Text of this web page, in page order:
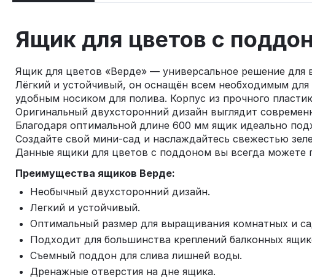
Ящик для цветов c
Ящик для цветов «Верде» — универсальное решение
Лёгкий и устойчивый, он оснащён всем необходимым
удобным носиком для полива. Корпус из прочного
Оригинальный двухсторонний дизайн выглядит
Благодаря оптимальной длине 600 мм ящик идеально
Создайте свой мини-сад и наслаждайтесь свежестью
Данные ящики для цветов с поддоном вы всегда можете
Преимущества ящиков Верде:
Необычный двухсторонний дизайн.
Легкий и устойчивый.
Оптимальный размер для выращивания комнатных и
Подходит для большинства креплений балконных
Съемный поддон для слива лишней воды.
Дренажные отверстия на дне ящика.